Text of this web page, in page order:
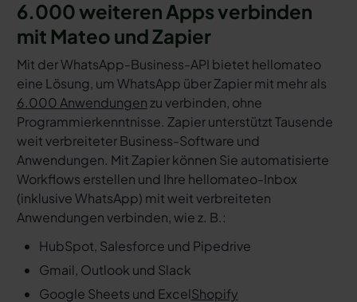
6.000 weiteren Apps verbinden
mit Mateo und Zapier
Mit der WhatsApp-Business-API bietet hellomateo
eine Lösung, um WhatsApp über Zapier mit mehr als
6.000 Anwendungenzu verbinden, ohne
Programmierkenntnisse. Zapier unterstützt Tausende
weit verbreiteter Business-Software und
Anwendungen. Mit Zapier können Sie automatisierte
Workflows erstellen und Ihre hellomateo-Inbox
(inklusive WhatsApp) mit weit verbreiteten
Anwendungen verbinden, wie z. B.:
HubSpot, Salesforce und Pipedrive
Gmail, Outlook und Slack
Google Sheets und ExcelShopify